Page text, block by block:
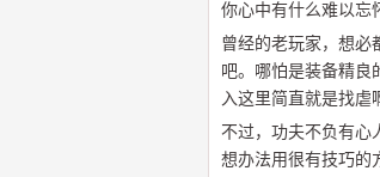
你心中有什么难以忘
曾经的老玩家，想必
吧。哪怕是装备精良
入这里简直就是找虐
不过，功夫不负有心
想办法用很有技巧的